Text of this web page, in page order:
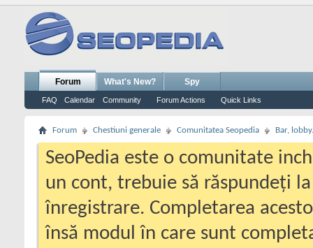
Forum
FAQ Calendar Community Forum Actions Quick Links
What's New? Spy
Forum Chestiuni generale Comunitatea Seopedia Bar,
SeoPedia este o comunitate
un cont, trebuie să răspundeți
înregistrare. Completarea
însă modul în care sunt